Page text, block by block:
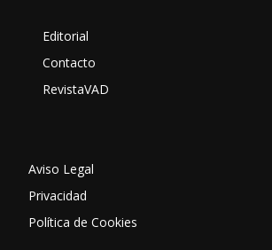
Editorial
Contacto
RevistaVAD
Aviso Legal
Privacidad
Política de Cookies